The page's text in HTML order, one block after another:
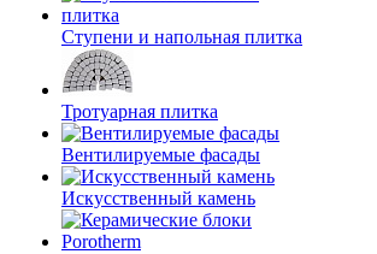
Ступени и напольная плитка
Тротуарная плитка
Вентилируемые фасады
Искусственный камень